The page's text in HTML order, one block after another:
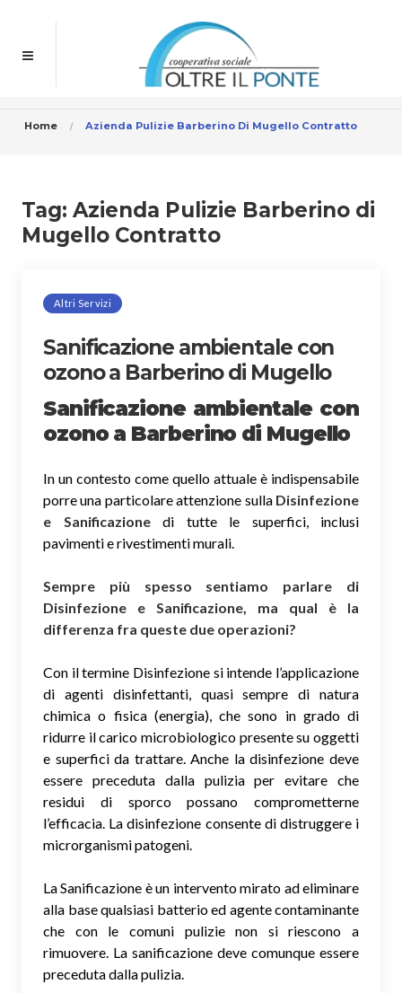
Home Azienda Pulizie Barberino Di Mugello Contratto
Tag: Azienda Pulizie Barberino di
Mugello Contratto
Altri Servizi
Sanificazione ambientale con
ozono a Barberino di Mugello
Sanificazione ambientale con
ozonoa Barberino di Mugello
In un contesto come quello attuale è indispensabile
porre una particolare attenzione sulla Disinfezione
e Sanificazionedi tutte le superfici, inclusi
pavimenti e rivestimenti murali.
Sempre più spesso sentiamo parlare di
Disinfezione e Sanificazione, ma qual è la
differenza fra queste due operazioni?
Con il termine Disinfezione si intende l’applicazione
di agenti disinfettanti, quasi sempre di natura
chimica o fisica (energia), che sono in grado di
ridurre il carico microbiologico presente su oggetti
e superfici da trattare. Anche la disinfezione deve
essere preceduta dalla pulizia per evitare che
residui di sporco possano comprometterne
l’efficacia. La disinfezione consente di distruggere i
microrganismi patogeni.
La Sanificazione è un intervento mirato ad eliminare
alla base qualsiasi batterio ed agente contaminante
che con le comuni pulizie non si riescono a
rimuovere. La sanificazione deve comunque essere
preceduta dalla pulizia.